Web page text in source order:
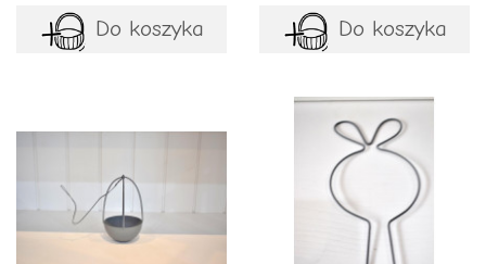
Do koszyka Do koszyka